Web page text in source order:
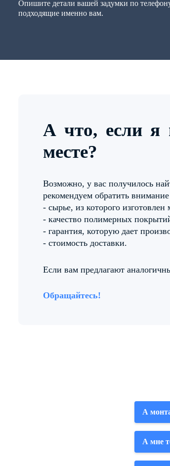
Опишите детали вашей задумки по
подходящие именно вам.
А что, если я
месте?
Возможно, у вас получилось
рекомендуем обратить
- сырье, из которого изготовлен
- качество полимерных
- гарантия, которую дает
- стоимость доставки.
Если вам предлагают
Обращайтесь!
А
А мне